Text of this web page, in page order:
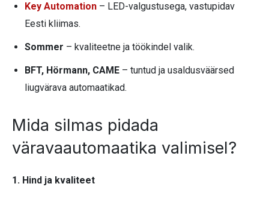
Key Automation – LED-valgustusega, vastupidav
Eesti kliimas.
Sommer – kvaliteetne ja töökindel valik.
BFT, Hörmann, CAME – tuntud ja usaldusväärsed
liugvärava automaatikad.
Mida silmas pidada
väravaautomaatika valimisel?
1. Hind ja kvaliteet